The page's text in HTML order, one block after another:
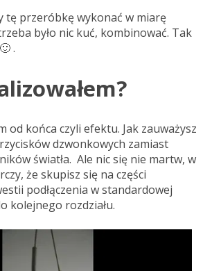
tę przeróbkę wykonać w miarę
było nic kuć, kombinować. Tak
.
od końca czyli efektu. Jak zauważysz
dzwonkowych zamiast
światła. Ale nic się nie martw, w
że skupisz się na części
podłączenia w standardowej
kolejnego rozdziału.